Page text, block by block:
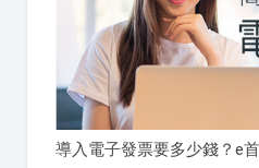
導入電子發票要多少錢？e